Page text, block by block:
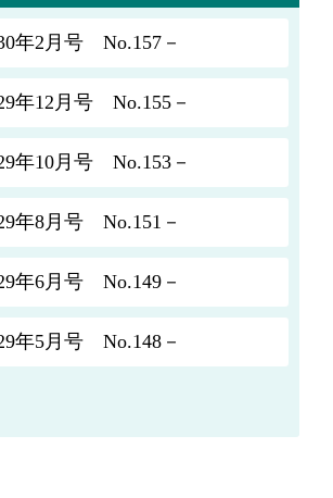
年2月号 No.157－
年12月号 No.155－
年10月号 No.153－
年8月号 No.151－
年6月号 No.149－
年5月号 No.148－